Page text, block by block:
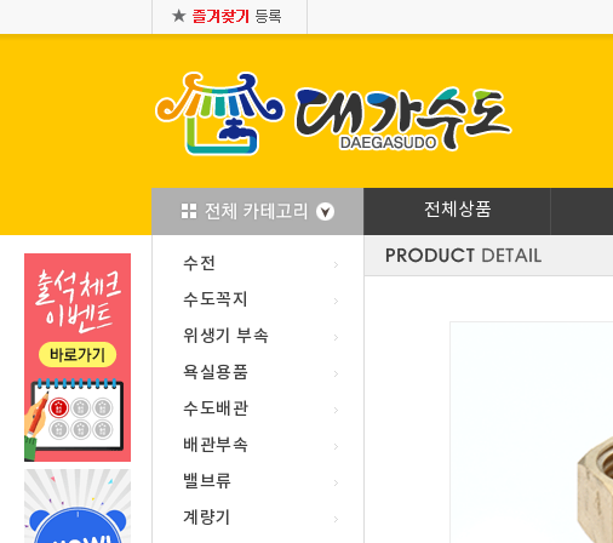
전체상품
수전
수도꼭지
위생기 부속
욕실용품
수도배관
배관부속
밸브류
계량기